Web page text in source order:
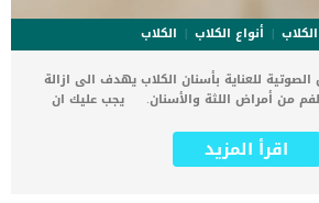
أنواع الكلاب
الكلاب
للعناية بأسنان الكلاب يهدف الى ازالة
من أمراض اللثة والأسنان. يجب عليك ان
الموجات فوق الصوتية للعناية بأسنان
أكبر يتضمن تنظيف أسنان الكلب وتلميعها. اقرأ
اقرأ المزيد